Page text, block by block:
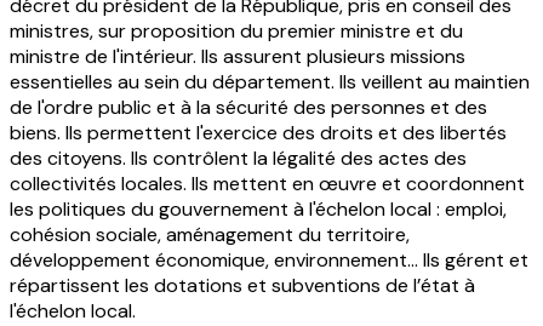
décret du président de la République, pris en conseil des
ministres, sur proposition du premier ministre et du
ministre de l'intérieur. Ils assurent plusieurs missions
essentielles au sein du département. Ils veillent au maintien
de l'ordre public et à la sécurité des personnes et des
biens. Ils permettent l'exercice des droits et des libertés
des citoyens. Ils contrôlent la légalité des actes des
collectivités locales. Ils mettent en œuvre et coordonnent
les politiques du gouvernement à l'échelon local : emploi,
cohésion sociale, aménagement du territoire,
développement économique, environnement... Ils gérent et
répartissent les dotations et subventions de l’état à
l'échelon local.